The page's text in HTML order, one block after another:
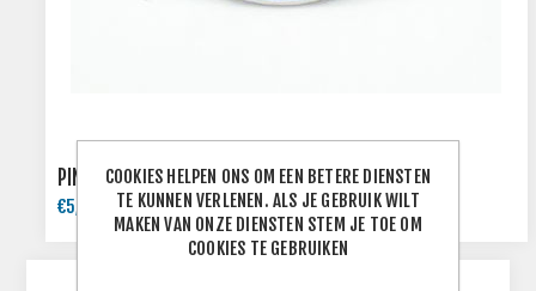
PIN NELOS
€5,00 INCL. BTW
COOKIES HELPEN ONS OM EEN BETERE DIENSTEN
TE KUNNEN VERLENEN. ALS JE GEBRUIK WILT
MAKEN VAN ONZE DIENSTEN STEM JE TOE OM
COOKIES TE GEBRUIKEN